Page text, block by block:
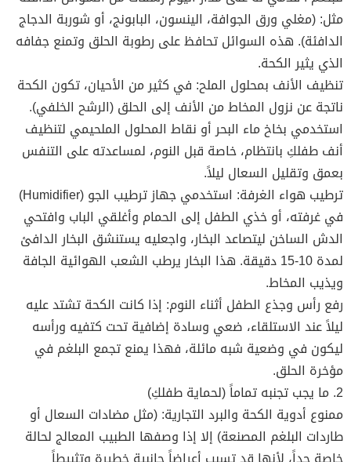
مثل: (مغلي ورق الجوافة، الينسون، البابونج، أو شوربة الدجاج
الدافئة). هذه السوائل تحافظ على رطوبة الحلق وتمنع جفافه
الذي يثير الكحة.
تنظيف الأنف بمحلول الملح: في كثير من الأحيان، تكون الكحة
ناتجة عن نزول المخاط من الأنف إلى الحلق (الرشح الخلفي).
استخدمي بخاخ ماء البحر أو نقاط المحلول الملحيمي لتنظيف
أنف طفلكِ بانتظام، خاصة قبل النوم، لمساعدته على التنفس
بعمق وتقليل السعال ليلاً.
ترطيب هواء الغرفة: استخدمي جهاز ترطيب الجو (Humidifier)
في غرفته، أو خذي الطفل إلى الحمام وأغلقي الباب وافتحي
الدش الساخن ليتصاعد البخار، واجعليه يستنشق البخار الدافئ
لمدة 10-15 دقيقة. هذا البخار يرطب الشعب الهوائية الجافة
ويذيب المخاط.
رفع رأس وجذع الطفل أثناء النوم: إذا كانت الكحة تشتد عليه
ليلاً عند الاستلقاء، ضعي وسادة إضافية تحت كتفيه ورأسه
ليكون في وضعية شبه مائلة، فهذا يمنع تجمع البلغم في
مؤخرة الحلق.
2. ما يجب تجنبه تماماً (لحماية طفلكِ)
ممنوع أدوية الكحة والبرد التجارية: (مثل مضادات السعال أو
طاردات البلغم المصنعة) إلا إذا وصفها الطبيب المعالج لحالة